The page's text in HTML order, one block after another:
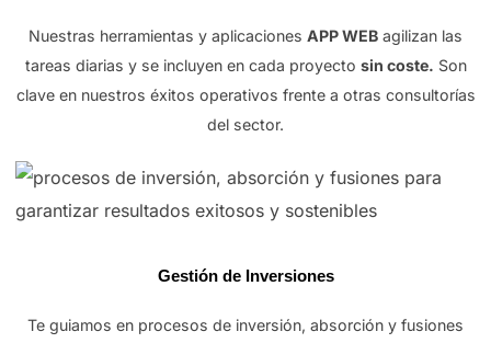
Nuestras herramientas y aplicaciones APP WEB agilizan las
tareas diarias y se incluyen en cada proyecto sin coste. Son
clave en nuestros éxitos operativos frente a otras consultorías
del sector.
Gestión de Inversiones
Te guiamos en procesos de inversión, absorción y fusiones